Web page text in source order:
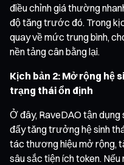
điều chỉnh giá thường
độ tăng trước đó. Trong
quay về mức trung bình,
nền tảng cân bằng lại.
Kịch bản 2: Mở rộng hệ
trạng thái ổn định
Ở đây, RaveDAO tận
đẩy tăng trưởng hệ sinh
tác thương hiệu mở rộng,
sâu sắc tiện ích token. Nếu